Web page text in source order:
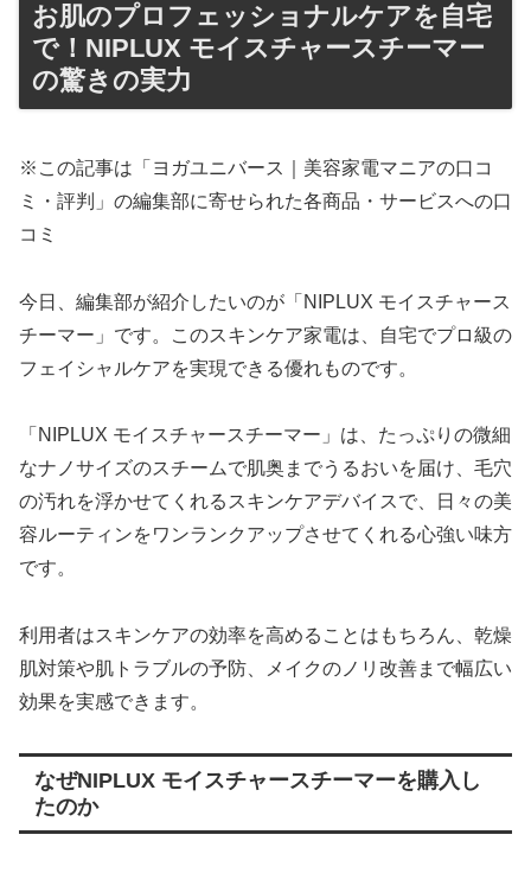
お肌のプロフェッショナルケアを自宅
で！NIPLUX モイスチャースチーマー
の驚きの実力
※この記事は「ヨガユニバース｜美容家電マニアの口コ
ミ・評判」の編集部に寄せられた各商品・サービスへの口
コミ
今日、編集部が紹介したいのが「NIPLUX モイスチャース
チーマー」です。このスキンケア家電は、自宅でプロ級の
フェイシャルケアを実現できる優れものです。
「NIPLUX モイスチャースチーマー」は、たっぷりの微細
なナノサイズのスチームで肌奥までうるおいを届け、毛穴
の汚れを浮かせてくれるスキンケアデバイスで、日々の美
容ルーティンをワンランクアップさせてくれる心強い味方
です。
利用者はスキンケアの効率を高めることはもちろん、乾燥
肌対策や肌トラブルの予防、メイクのノリ改善まで幅広い
効果を実感できます。
なぜNIPLUX モイスチャースチーマーを購入し
たのか